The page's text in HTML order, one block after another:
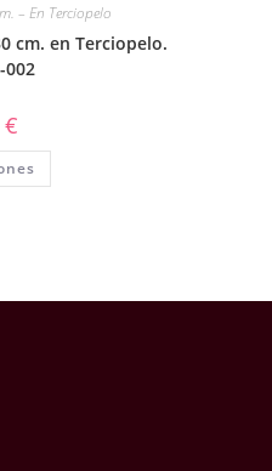
– En Terciopelo
cm. en Terciopelo.
002
€